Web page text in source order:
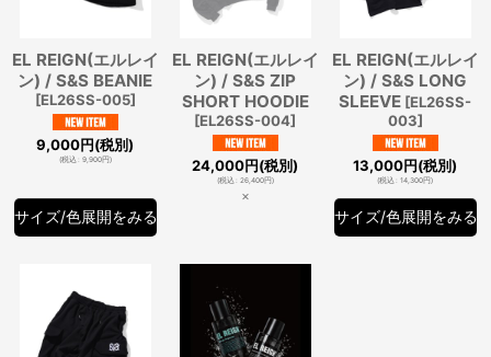
EL REIGN(エルレイ
ン) / S&S BEANIE
[EL26SS-005]
9,000円(税別)
(税込: 9,900円)
サイズ/色展開をみる
EL REIGN(エルレイ
ン) / S&S ZIP
SHORT HOODIE
[EL26SS-004]
24,000円(税別)
(税込: 26,400円)
×
EL REIGN(エルレイ
ン) / S&S LONG
SLEEVE [EL26SS-
003]
13,000円(税別)
(税込: 14,300円)
サイズ/色展開をみる